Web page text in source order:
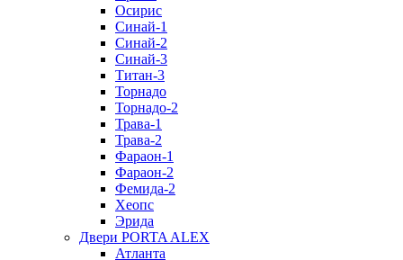
Осирис
Синай-1
Синай-2
Синай-3
Титан-3
Торнадо
Торнадо-2
Трава-1
Трава-2
Фараон-1
Фараон-2
Фемида-2
Хеопс
Эрида
Двери PORTA ALEX
Атланта